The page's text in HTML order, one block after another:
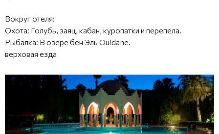
Вокруг отеля:
Охота: Голубь, заяц, кабан, куропатки и перепела.
Рыбалка: В озере бен Эль Ouidane.
верховая езда